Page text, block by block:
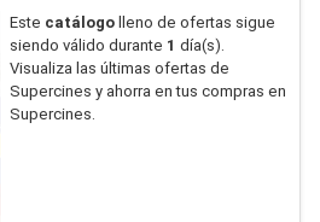
Este catálogo lleno de ofertas sigue
siendo válido durante 1 día(s).
Visualiza las últimas ofertas de
Supercines y ahorra en tus compras en
Supercines.